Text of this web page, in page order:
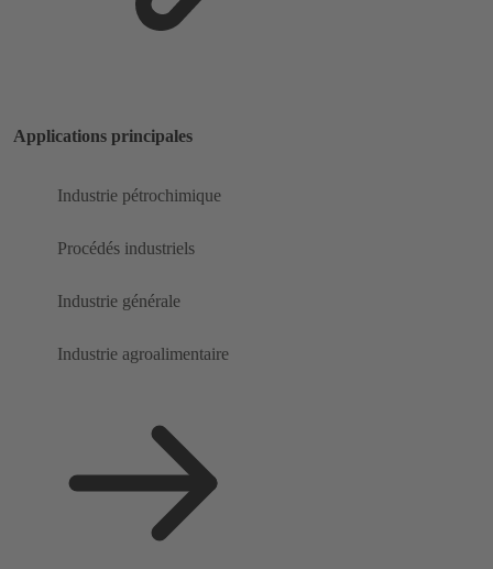
Applications principales
Industrie pétrochimique
Procédés industriels
Industrie générale
Industrie agroalimentaire